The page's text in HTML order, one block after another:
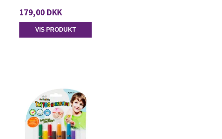
179,00 DKK
VIS PRODUKT